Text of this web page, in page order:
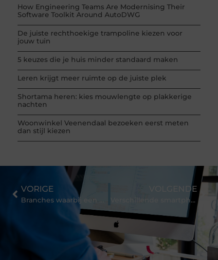
How Engineering Teams Are Modernising Their
Software Toolkit Around AutoDWG
De juiste rechthoekige trampoline kiezen voor
jouw tuin
5 keuzes die je huis minder standaard maken
Leren krijgt meer ruimte op de juiste plek
Shortama heren: kies mouwlengte op plakkerige
nachten
Woonwinkel Veenendaal bezoeken eerst meten
dan stijl kiezen
VORIGE
Branches waarbij een management ondenkbaar is
VOLGENDE
Verschillende smartphone hoesjes